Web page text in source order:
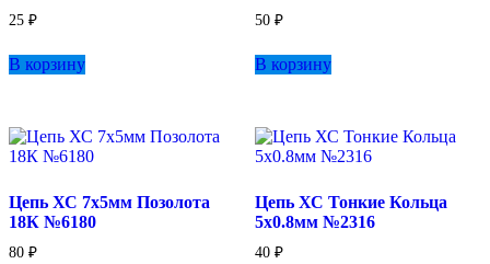
25 ₽
В корзину
50 ₽
В корзину
Цепь ХС 7х5мм Позолота
18К №6180
80 ₽
Цепь ХС Тонкие Кольца
5х0.8мм №2316
40 ₽